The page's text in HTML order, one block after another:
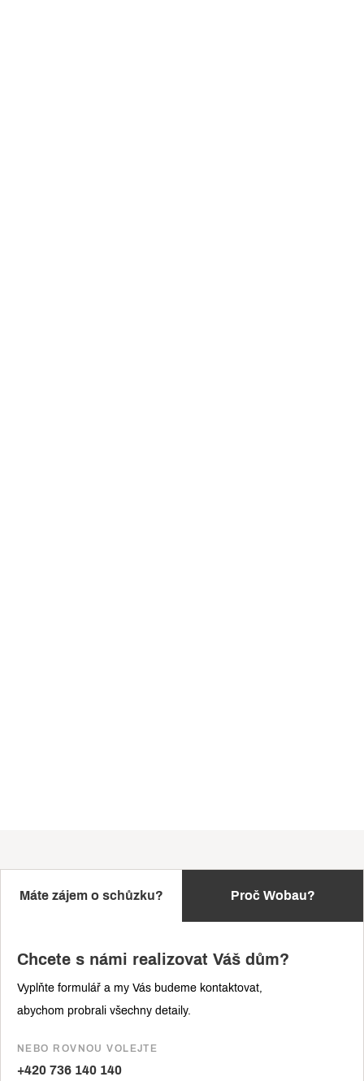
Máte zájem o schůzku? Proč Wobau?
Chcete s námi realizovat Váš dům?
Vyplňte formulář a my Vás budeme kontaktovat,
abychom probrali všechny detaily.
NEBO ROVNOU VOLEJTE
+420 736 140 140